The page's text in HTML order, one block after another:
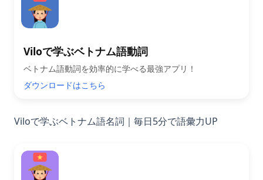
Viloで学ぶベトナム語動詞
ベトナム語動詞を効率的に学べる最強アプリ！
ダウンロードはこちら
Viloで学ぶベトナム語名詞｜毎日5分で語彙力UP